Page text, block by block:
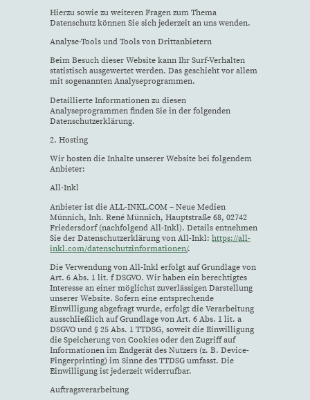
Hierzu sowie zu weiteren Fragen zum Thema
Datenschutz können Sie sich jederzeit an uns wenden.
Analyse-Tools und Tools von Dritt­anbietern
Beim Besuch dieser Website kann Ihr Surf-Verhalten
statistisch ausgewertet werden. Das geschieht vor allem
mit sogenannten Analyseprogrammen.
Detaillierte Informationen zu diesen
Analyseprogrammen finden Sie in der folgenden
Datenschutzerklärung.
2. Hosting
Wir hosten die Inhalte unserer Website bei folgendem
Anbieter:
All-Inkl
Anbieter ist die ALL-INKL.COM – Neue Medien
Münnich, Inh. René Münnich, Hauptstraße 68, 02742
Friedersdorf (nachfolgend All-Inkl). Details entnehmen
Sie der Datenschutzerklärung von All-Inkl: https://all-
inkl.com/datenschutzinformationen/.
Die Verwendung von All-Inkl erfolgt auf Grundlage von
Art. 6 Abs. 1 lit. f DSGVO. Wir haben ein berechtigtes
Interesse an einer möglichst zuverlässigen Darstellung
unserer Website. Sofern eine entsprechende
Einwilligung abgefragt wurde, erfolgt die Verarbeitung
ausschließlich auf Grundlage von Art. 6 Abs. 1 lit. a
DSGVO und § 25 Abs. 1 TTDSG, soweit die Einwilligung
die Speicherung von Cookies oder den Zugriff auf
Informationen im Endgerät des Nutzers (z. B. Device-
Fingerprinting) im Sinne des TTDSG umfasst. Die
Einwilligung ist jederzeit widerrufbar.
Auftragsverarbeitung